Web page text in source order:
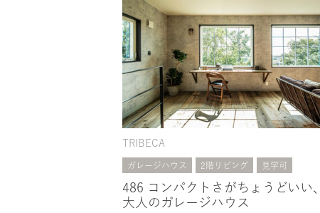
TRIBECA
ガレージハウス 2階リビング 見学可
486 コンパクトさがちょうどいい、
大人のガレージハウス